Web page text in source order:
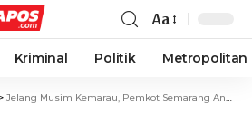
Aa
Kriminal Politik Metropolitan
> Jelang Musim Kemarau, Pemkot Semarang Antisipasi Kebakaran di TPA Jatibarang